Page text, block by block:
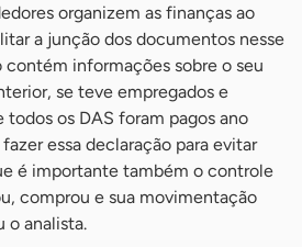
organizem as finanças ao
a junção dos documentos nesse
contém informações sobre o seu
se teve empregados e
os DAS foram pagos ano
essa declaração para evitar
é importante também o controle
comprou e sua movimentação
o analista.